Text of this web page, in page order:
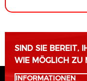
SIND SIE BEREIT,
WIE MÖGLICH ZU
INFORMATIONEN